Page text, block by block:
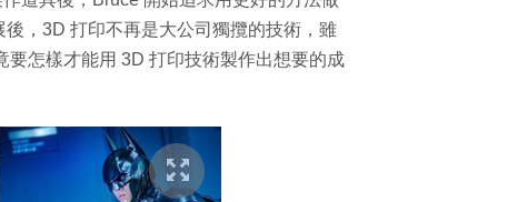
，3D 打印不再是大公司獨攬的技術，雖
怎樣才能用 3D 打印技術製作出想要的成